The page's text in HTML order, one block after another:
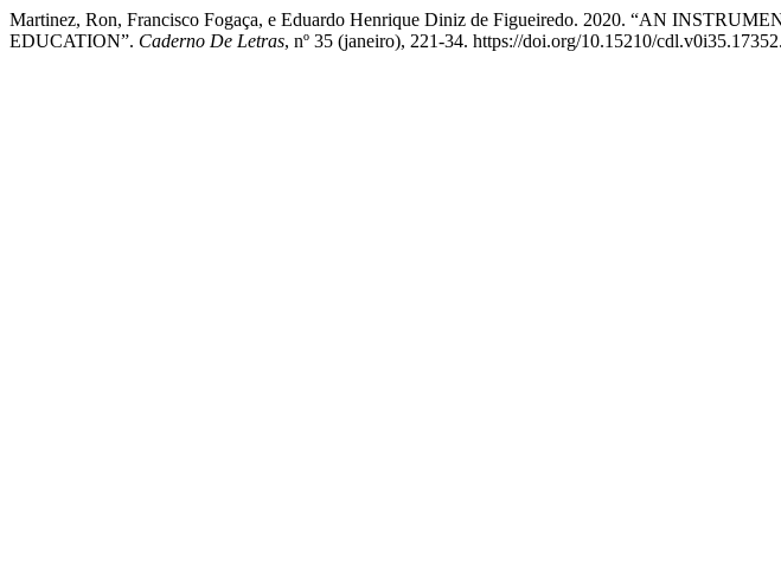
Martinez, Ron, Francisco Fogaça, e Eduardo Henrique Diniz de Figueiredo. 2020. “AN
EDUCATION”. Caderno De Letras, nº 35 (janeiro), 221-34. https://doi.org/10.15210/cdl.v0i35.17352.